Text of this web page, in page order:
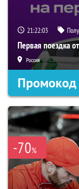
21:22:02
Первая поездка
Россия
Промокод
-70%